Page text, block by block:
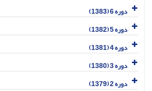
دوره 6 (1383)
دوره 5 (1382)
دوره 4 (1381)
دوره 3 (1380)
دوره 2 (1379)